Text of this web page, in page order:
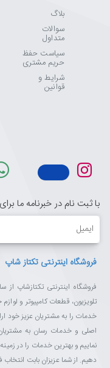
بلاگ
سوالات
متداول
سیاست حفظ
حریم مشتری
شرایط و
قوانین
با ثبت نام در خبرنامه ما
ایمیل
فروشگاه اینترنتی تکتاز شاپ
تلویزیون، قطعات کامپیوتر و
خدمات را به مشتریان عزیز خود
اصلی و خدمات رسان به
نماییم و بهترین خدمات را در
دهیم. از شما عزیزان بابت